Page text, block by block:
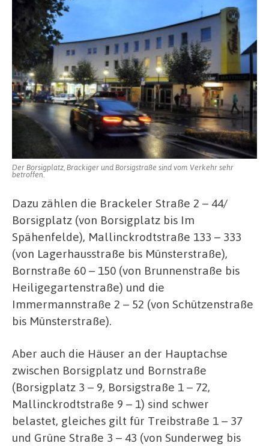
Der Borsigplatz, Brackiger und Borsigstraße sind vom Verkehr sehr
betroffen.
Dazu zählen die Brackeler Straße 2 – 44/
Borsigplatz (von Borsigplatz bis Im
Spähenfelde), Mallinckrodtstraße 133 – 333
(von Lagerhausstraße bis Münsterstraße),
Bornstraße 60 – 150 (von Brunnenstraße bis
Heiligegartenstraße) und die
Immermannstraße 2 – 52 (von Schützenstraße
bis Münsterstraße).
Aber auch die Häuser an der Hauptachse
zwischen Borsigplatz und Bornstraße
(Borsigplatz 3 – 9, Borsigstraße 1 – 72,
Mallinckrodtstraße 9 – 1) sind schwer
belastet, gleiches gilt für Treibstraße 1 – 37
und Grüne Straße 3 – 43 (von Sunderweg bis